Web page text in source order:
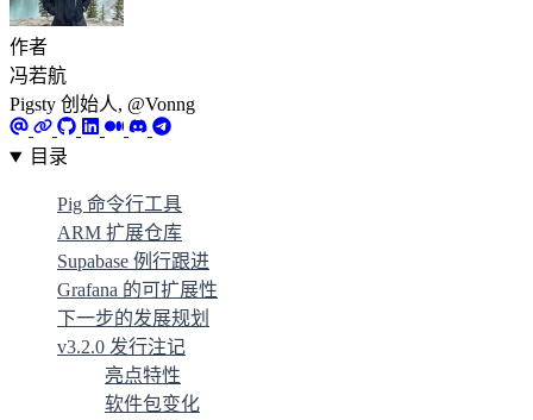
作者
冯若航
Pigsty 创始人, @Vonng
目录
Pig 命令行工具
ARM 扩展仓库
Supabase 例行跟进
Grafana 的可扩展性
下一步的发展规划
v3.2.0 发行注记
亮点特性
软件包变化